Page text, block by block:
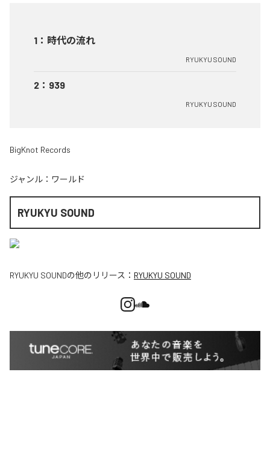
1 ： 時代の流れ
RYUKYU SOUND
2 ： 939
RYUKYU SOUND
BigKnot Records
ジャンル： ワールド
RYUKYU SOUND
RYUKYU SOUNDの他のリリース： RYUKYU SOUND